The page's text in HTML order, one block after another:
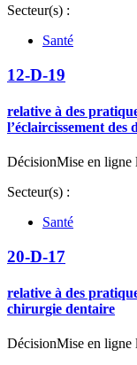
Secteur(s) :
Santé
12-D-19
relative à des
l’éclaircissement des
DécisionMise en ligne
Secteur(s) :
Santé
20-D-17
relative à des
chirurgie dentaire
DécisionMise en ligne